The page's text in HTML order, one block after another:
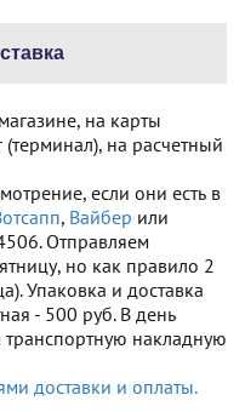
на карты
на расчетный
если они есть в
, Вайбер или
Отправляем
но как правило 2
Упаковка и доставка
- 500 руб. В день
накладную
доставки и оплаты.